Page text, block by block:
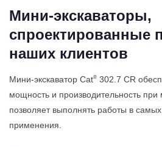
Мини-экскаваторы,
спроектированные
наших клиентов
Мини-экскаватор Cat® 302.7 CR
мощность и производительность
позволяет выполнять работы в
применения.